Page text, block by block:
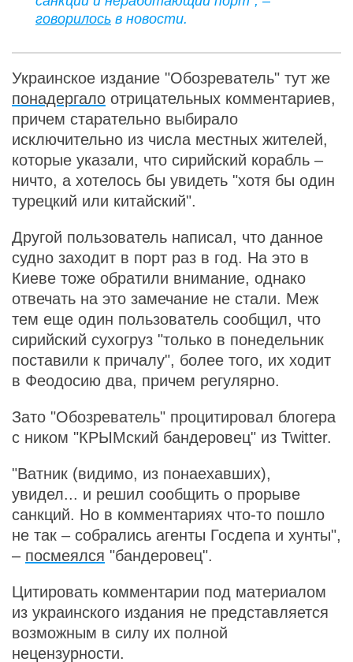
говорилось в новости.
Украинское издание "Обозреватель" тут же
понадергало отрицательных комментариев,
причем старательно выбирало
исключительно из числа местных жителей,
которые указали, что сирийский корабль –
ничто, а хотелось бы увидеть "хотя бы один
турецкий или китайский".
Другой пользователь написал, что данное
судно заходит в порт раз в год. На это в
Киеве тоже обратили внимание, однако
отвечать на это замечание не стали. Меж
тем еще один пользователь сообщил, что
сирийский сухогруз "только в понедельник
поставили к причалу", более того, их ходит
в Феодосию два, причем регулярно.
Зато "Обозреватель" процитировал блогера
с ником "КРЫМский бандеровец" из Twitter.
"Ватник (видимо, из понаехавших),
увидел... и решил сообщить о прорыве
санкций. Но в комментариях что-то пошло
не так – собрались агенты Госдепа и хунты",
– посмеялся "бандеровец".
Цитировать комментарии под материалом
из украинского издания не представляется
возможным в силу их полной
нецензурности.